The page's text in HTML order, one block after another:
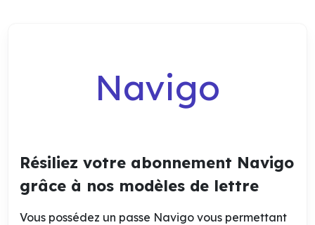
Navigo
Résiliez votre abonnement Navigo
grâce à nos modèles de lettre
Vous possédez un passe Navigo vous permettant